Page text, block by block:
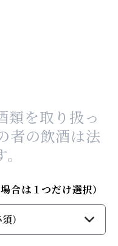
類を取り扱っ
者の飲酒は法
合は１つだけ選択）
）